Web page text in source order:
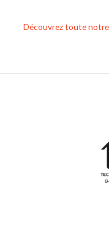
Découvrez toute